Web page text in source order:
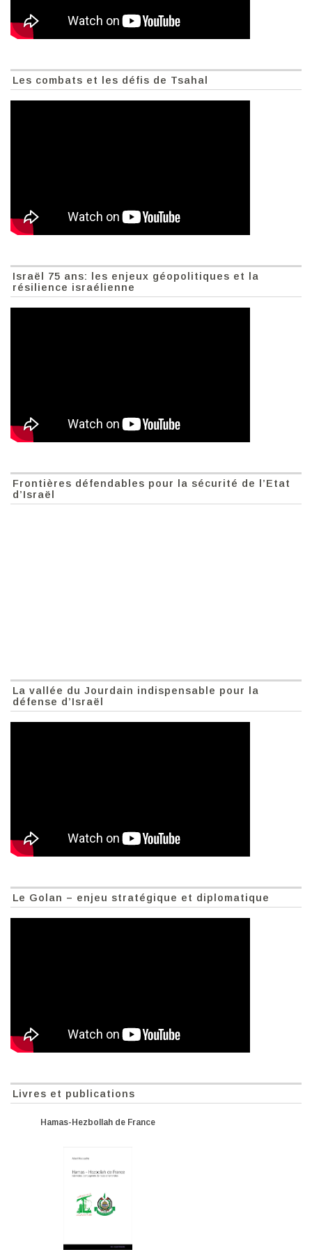
Les combats et les défis de Tsahal
Israël 75 ans: les enjeux géopolitiques et la
résilience israélienne
Frontières défendables pour la sécurité de l’Etat
d’Israël
La vallée du Jourdain indispensable pour la
défense d’Israël
Le Golan – enjeu stratégique et diplomatique
Livres et publications
Hamas-Hezbollah de France